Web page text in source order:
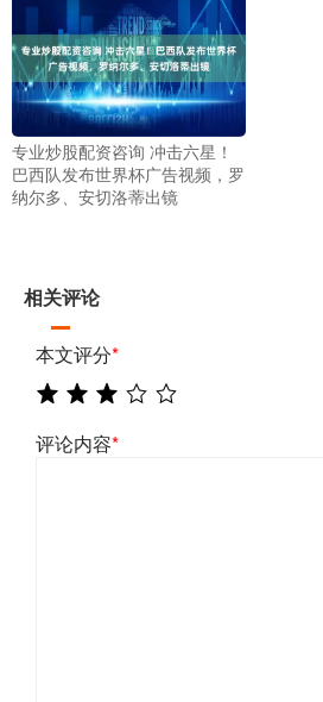
专业炒股配资咨询 冲击六星！
巴西队发布世界杯广告视频，罗
纳尔多、安切洛蒂出镜
相关评论
本文评分*
评论内容*